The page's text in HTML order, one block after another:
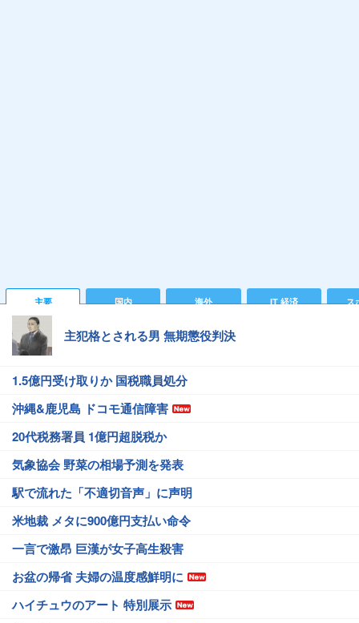
主要 国内 海外 IT 経済 ス
主犯格とされる男 無期懲役判決
1.5億円受け取りか 国税職員処分
沖縄&鹿児島 ドコモ通信障害
20代税務署員 1億円超脱税か
気象協会 野菜の相場予測を発表
駅で流れた「不適切音声」に声明
米地裁 メタに900億円支払い命令
一言で激昂 巨漢が女子高生殺害
お盆の帰省 夫婦の温度感鮮明に
ハイチュウのアート 特別展示